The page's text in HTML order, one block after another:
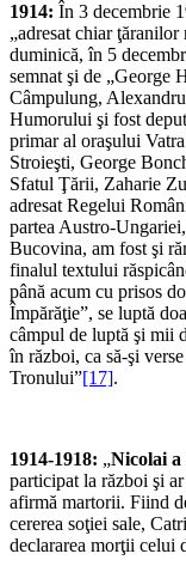
1914: În 3 decembrie
„adresat chiar
duminică, în 5
semnat şi de „George
Câmpulung,
Humorului şi fost
primar al oraşului
Stroieşti, George
Sfatul Ţării, Zaharie
adresat Regelui
partea Austro-
Bucovina, am fost şi
finalul textului
până acum cu prisos
Împărăţie”, se luptă
câmpul de luptă şi mii
în război, ca să-şi
Tronului”[17].
1914-1918: „Nicolai
participat la război şi
afirmă martorii. Fiind
cererea soţiei sale,
declararea morţii celui